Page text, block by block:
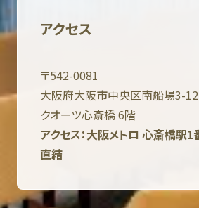
アクセス
〒542-0081
大阪府大阪市中央区南船場3-
クオーツ心斎橋 6階
アクセス：大阪メトロ 心斎橋駅1
直結